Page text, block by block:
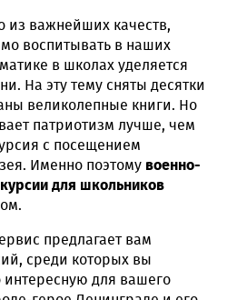
из важнейших качеств,
воспитывать в наших
в школах уделяется
На эту тему сняты десятки
великолепные книги. Но
патриотизм лучше, чем
с посещением
Именно поэтому военно-
для школьников
предлагает вам
среди которых вы
интересную для вашего